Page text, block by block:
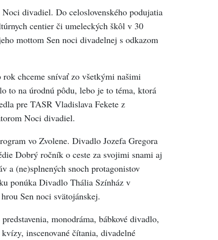
divadiel. Do celoslovenského podujatia
centier či umeleckých škôl v 30
mottom Sen noci divadelnej s odkazom
rok chceme snívať zo všetkými našimi
to na úrodnú pôdu, lebo je to téma, ktorá
pre TASR Vladislava Fekete z
Noci divadiel.
vo Zvolene. Divadlo Jozefa Gregora
Dobrý ročník o ceste za svojimi snami aj
a (ne)splnených snoch protagonistov
ponúka Divadlo Thália Színház v
Sen noci svätojánskej.
monodráma, bábkové divadlo,
inscenované čítania, divadelné